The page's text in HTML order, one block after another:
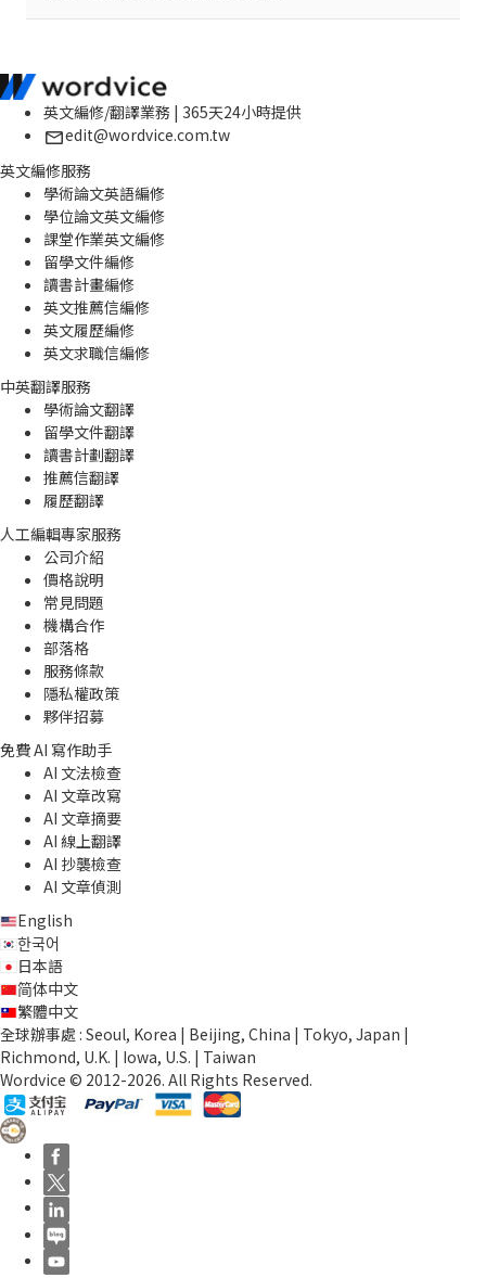
英文編修/翻譯業務 | 365天24小時提供
edit@wordvice.com.tw
英文編修服務
學術論文英語編修
學位論文英文編修
課堂作業英文編修
留學文件編修
讀書計畫編修
英文推薦信編修
英文履歷編修
英文求職信編修
中英翻譯服務
學術論文翻譯
留學文件翻譯
讀書計劃翻譯
推薦信翻譯
履歷翻譯
人工編輯專家服務
公司介紹
價格說明
常見問題
機構合作
部落格
服務條款
隱私權政策
夥伴招募
免費 AI 寫作助手
AI 文法檢查
AI 文章改寫
AI 文章摘要
AI 線上翻譯
AI 抄襲檢查
AI 文章偵測
English
한국어
日本語
简体中文
繁體中文
全球辦事處 : Seoul, Korea | Beijing, China | Tokyo, Japan |
Richmond, U.K. | Iowa, U.S. | Taiwan
Wordvice © 2012-2026. All Rights Reserved.